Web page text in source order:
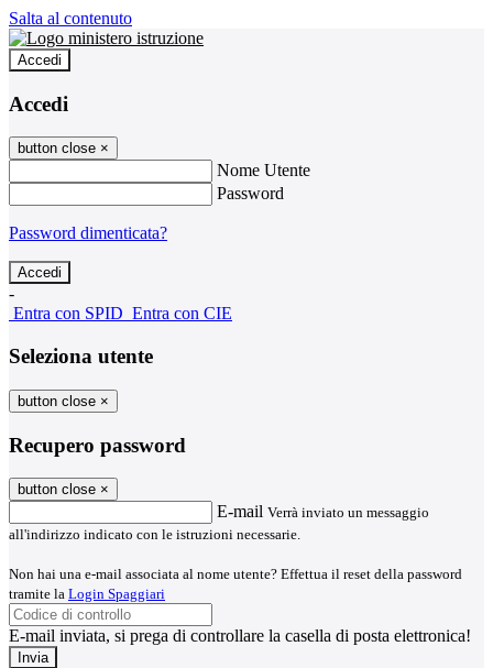
Salta al contenuto
Accedi
Accedi
button close ×
Nome Utente
Password
Password dimenticata?
-
Entra con SPID Entra con CIE
Seleziona utente
button close ×
Recupero password
button close ×
E-mail Verrà inviato un messaggio
all'indirizzo indicato con le istruzioni necessarie.
Non hai una e-mail associata al nome utente? Effettua il reset della password
tramite la Login Spaggiari
E-mail inviata, si prega di controllare la casella di posta elettronica!